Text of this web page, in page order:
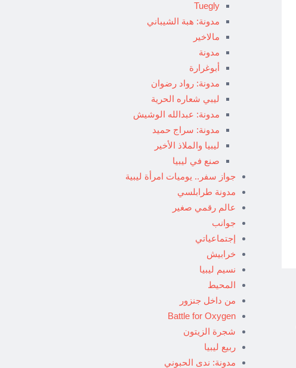
Tuegly
مدونة: هبة الشيباني
مالاخير
مدونة
أبوغرارة
مدونة: رواد رضوان
ليبي شعاره الحرية
مدونة: عبدالله الوشيش
مدونة: سراج حميد
ليبيا والملاذ الأخير
صنع في ليبيا
جواز سفر.. يوميات امرأة ليبية
مدونة طرابلسي
عالم رقمي صغير
جوانب
إجتماعياتي
خرابيش
نسيم ليبيا
المحيط
من داخل جنزور
Battle for Oxygen
شجرة الزيتون
ربيع ليبيا
مدونة: ندى الحبوني